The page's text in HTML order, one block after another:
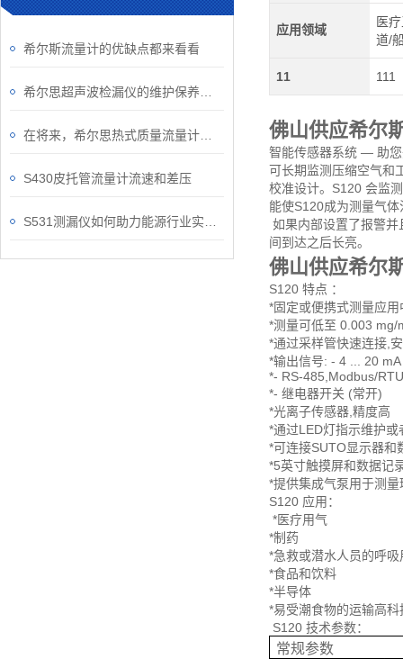
希尔斯流量计的优缺点都来看看
S430皮托管流量计流速和差压
应用领域
医
道/
11 111
佛山供应希尔
智能传感器系统 — 助
可长期监测压缩空气和
校准设计。S120 会监
能使S120成为测量气
如果内部设置了报警
间到达之后长亮。
佛山供应希尔
S120 特点 ：
*固定或便携式测量应用
*测量可低至 0.003 mg/
*通过采样管快速连接,
*输出信号: - 4 ... 20 mA
*- RS-485,Modbus/RTU
*- 继电器开关 (常开)
*光离子传感器,精度高
*通过LED灯指示维护或
*可连接SUTO显示器和
*5英寸触摸屏和数据记
*提供集成气泵用于测
S120 应用：
*医疗用气
*制药
*急救或潜水人员的呼吸
*食品和饮料
*半导体
*易受潮食物的运输高科
S120 技术参数：
常规参数